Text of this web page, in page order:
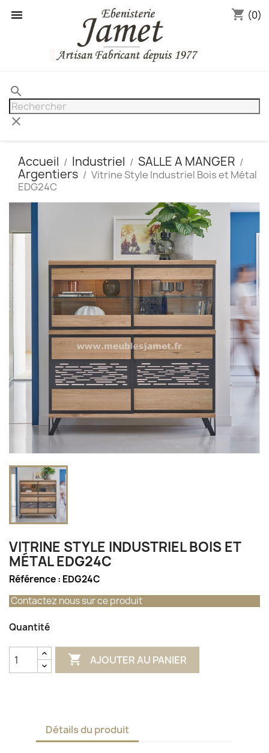
 shopping_cart (0)
search
clear
Accueil Industriel
SALLE A MANGER
Argentiers
Vitrine Style Industriel Bois et Métal
EDG24C
VITRINE STYLE INDUSTRIEL BOIS ET
MÉTAL EDG24C
Référence : EDG24C
Contactez nous sur ce produit
Quantité
 AJOUTER AU PANIER
Détails du produit